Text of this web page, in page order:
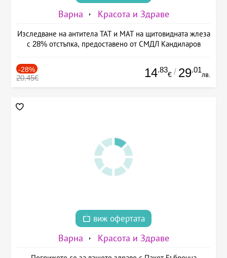
Варна Красота и Здраве
Изследване на антитела ТАТ и МАТ на щитовидната жлеза
с 28% отстъпка, предоставено от СМДЛ Кандиларов
-28%
20.45€ 14.83
€ / 29.01
лв.
виж офертата
Варна Красота и Здраве